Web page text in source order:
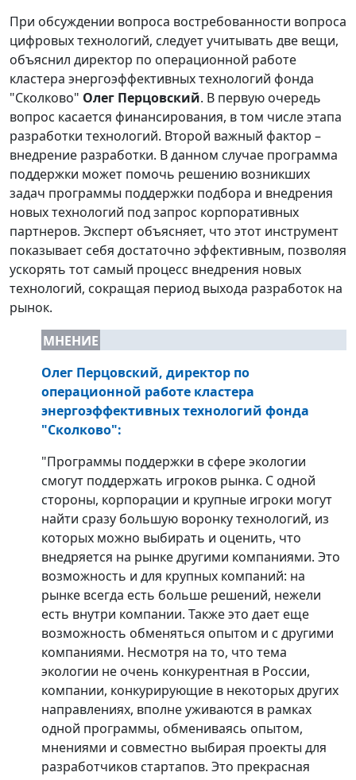
При обсуждении вопроса востребованности вопроса
цифровых технологий, следует учитывать две вещи,
объяснил директор по операционной работе
кластера энергоэффективных технологий фонда
"Сколково" Олег Перцовский. В первую очередь
вопрос касается финансирования, в том числе этапа
разработки технологий. Второй важный фактор –
внедрение разработки. В данном случае программа
поддержки может помочь решению возникших
задач программы поддержки подбора и внедрения
новых технологий под запрос корпоративных
партнеров. Эксперт объясняет, что этот инструмент
показывает себя достаточно эффективным, позволяя
ускорять тот самый процесс внедрения новых
технологий, сокращая период выхода разработок на
рынок.
МНЕНИЕ
Олег Перцовский, директор по
операционной работе кластера
энергоэффективных технологий фонда
"Сколково":
"Программы поддержки в сфере экологии
смогут поддержать игроков рынка. С одной
стороны, корпорации и крупные игроки могут
найти сразу большую воронку технологий, из
которых можно выбирать и оценить, что
внедряется на рынке другими компаниями. Это
возможность и для крупных компаний: на
рынке всегда есть больше решений, нежели
есть внутри компании. Также это дает еще
возможность обменяться опытом и с другими
компаниями. Несмотря на то, что тема
экологии не очень конкурентная в России,
компании, конкурирующие в некоторых других
направлениях, вполне уживаются в рамках
одной программы, обмениваясь опытом,
мнениями и совместно выбирая проекты для
разработчиков стартапов. Это прекрасная